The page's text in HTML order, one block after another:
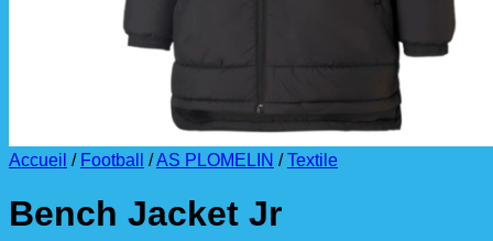
Accueil / Football /AS PLOMELIN / Textile
Bench Jacket Jr